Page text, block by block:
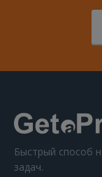
Быстрый способ
задач.